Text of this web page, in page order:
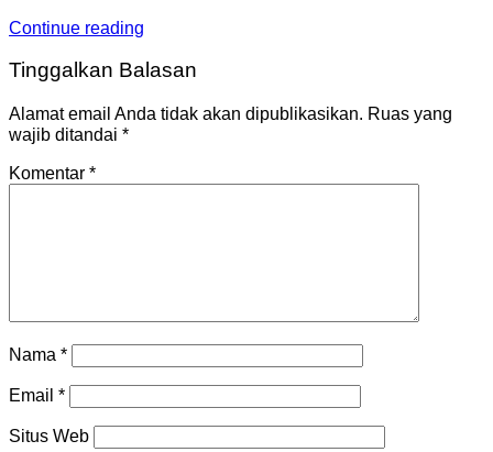
Continue reading
Tinggalkan Balasan
Alamat email Anda tidak akan dipublikasikan. Ruas yang
wajib ditandai *
Komentar *
Nama *
Email *
Situs Web